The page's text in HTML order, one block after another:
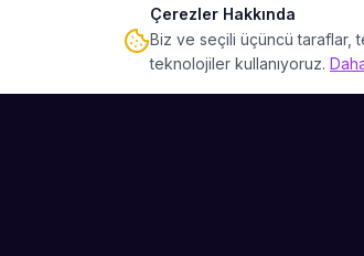
Çerezler Hakkında
Biz ve seçili üçüncü taraflar,
teknolojiler kullanıyoruz.